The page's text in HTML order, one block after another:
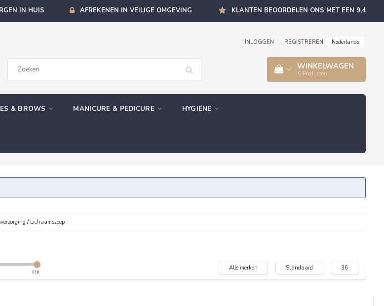
IN HUIS AFREKENEN IN VEILIGE OMGEVING KLANTEN BEOORDELEN ONS MET EEN 9,4
INLOGGEN REGISTREREN Nederlands
WINKELWAGEN
0 Producten
& BROWS MANICURE & PEDICURE HYGIËNE
/ Lichaamszeep
€10
Alle merken Standaard 36